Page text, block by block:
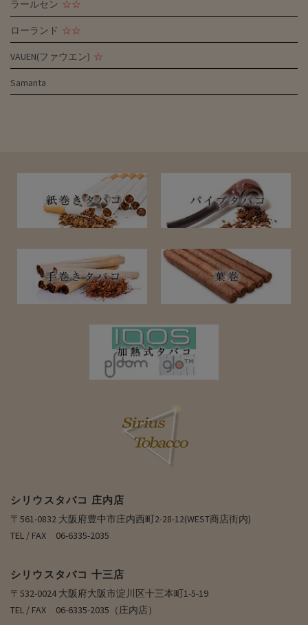
ラールセン ☆☆
ローランド ☆☆
VAUEN(ファウエン) ☆
Samanta
シリウスタバコ 庄内店
〒561-0832 大阪府豊中市庄内西町2-28-12(WEST商店街内)
TEL / FAX 06-6335-2035
シリウスタバコ 十三店
〒532-0024 大阪府大阪市淀川区十三本町1-5-19
TEL / FAX 06-6335-2035（庄内店）